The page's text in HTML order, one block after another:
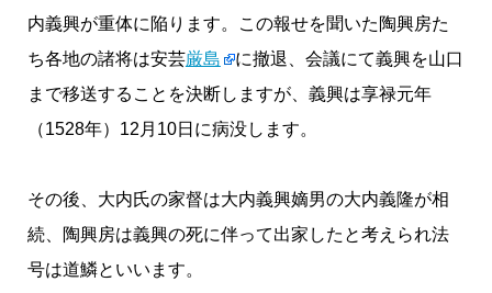
内義興が重体に陥ります。この報せを聞いた陶興房た
ち各地の諸将は安芸厳島
に撤退、会議にて義興を山口
まで移送することを決断しますが、義興は享禄元年
（1528年）12月10日に病没します。
その後、大内氏の家督は大内義興嫡男の大内義隆が相
続、陶興房は義興の死に伴って出家したと考えられ法
号は道鱗といいます。